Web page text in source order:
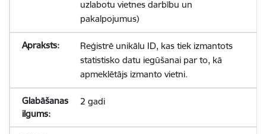
uzlabotu vietnes darbību un
pakalpojumus)
Reģistrē unikālu ID, kas tiek izmantots
statistisko datu iegūšanai par to, kā
apmeklētājs izmanto vietni.
2 gadi